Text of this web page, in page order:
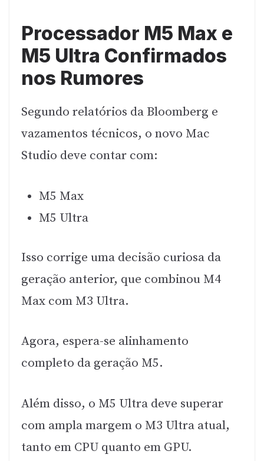
Processador M5 Max e
M5 Ultra Confirmados
nos Rumores
Segundo relatórios da Bloomberg e
vazamentos técnicos, o novo Mac
Studio deve contar com:
M5 Max
M5 Ultra
Isso corrige uma decisão curiosa da
geração anterior, que combinou M4
Max com M3 Ultra.
Agora, espera-se alinhamento
completo da geração M5.
Além disso, o M5 Ultra deve superar
com ampla margem o M3 Ultra atual,
tanto em CPU quanto em GPU.